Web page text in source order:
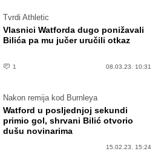
Tvrdi Athletic
Vlasnici Watforda dugo ponižavali
Bilića pa mu jučer uručili otkaz
1 08.03.23. 10:31
Nakon remija kod Burnleya
Watford u posljednjoj sekundi
primio gol, shrvani Bilić otvorio
dušu novinarima
15.02.23. 15:24